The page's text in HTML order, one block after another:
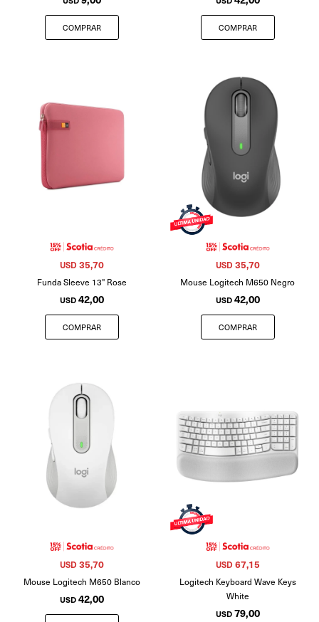
Funda Sleeve 13" Rose
USD 42,00
USD 35,70
Mouse Logitech M650 Negro
USD 42,00
USD 35,70
Mouse Logitech M650 Blanco
USD 42,00
USD 35,70
Logitech Keyboard Wave Keys
White
USD 79,00
USD 67,15